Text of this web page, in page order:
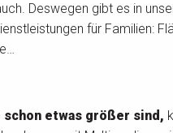
Deswegen gibt es in
für Familien:
schon etwas größer sind,